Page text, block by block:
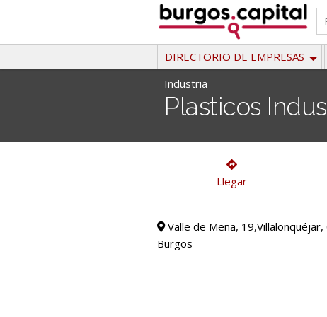
contenido
.
'
DIRECTORIO DE EMPRESAS
Industria
Plasticos
Llegar
Valle de Mena,
Burgos